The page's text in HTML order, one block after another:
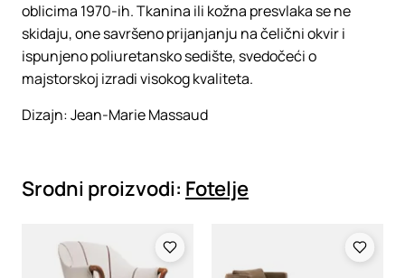
oblicima 1970-ih. Tkanina ili kožna presvlaka se ne
skidaju, one savršeno prijanjanju na čelični okvir i
ispunjeno poliuretansko sedište, svedočeći o
majstorskoj izradi visokog kvaliteta.
Dizajn: Jean-Marie Massaud
Srodni proizvodi: Fotelje